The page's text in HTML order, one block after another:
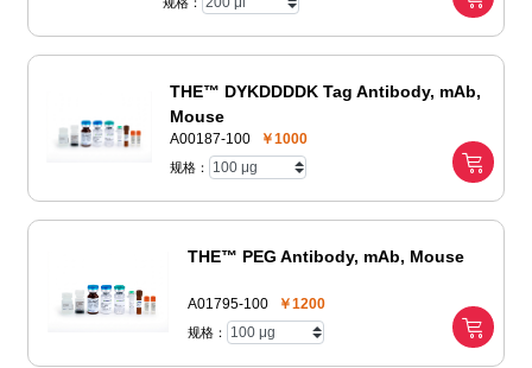
THE™ DYKDDDDK Tag Antibody, mAb,
Mouse
A00187-100 ￥1000
规格：
THE™ PEG Antibody, mAb, Mouse
A01795-100 ￥1200
规格：